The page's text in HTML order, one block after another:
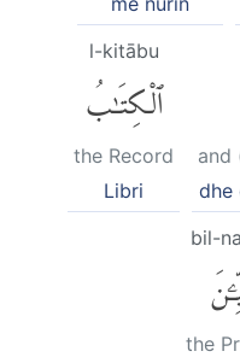
and
dhe
l-kitābu
ٱلْكِتَٰبُ
the Record
Libri
bil-
the